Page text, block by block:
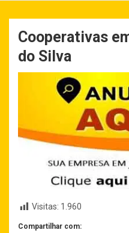
Cooperativas
do Silva
Visitas: 1.960
Compartilhar com: